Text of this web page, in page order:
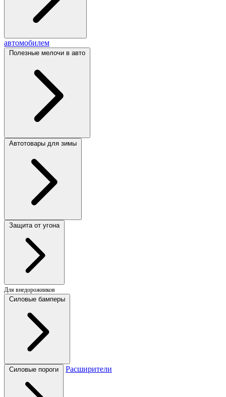
автомобилем
Полезные мелочи в авто
Автотовары для зимы
Защита от угона
Для внедорожников
Силовые бамперы
Силовые пороги Расширители